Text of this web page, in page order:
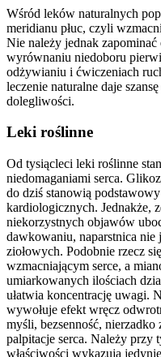
Wśród leków naturalnych
meridianu płuc, czyli
Nie należy jednak
wyrównaniu niedoboru
odżywianiu i ćwiczeniach
leczenie naturalne daje
dolegliwości.
Leki roślinne
Od tysiącleci leki roślinne
niedomaganiami serca.
do dziś stanowią
kardiologicznych. Jednakże,
niekorzystnych objawów
dawkowaniu, naparstnica nie
ziołowych. Podobnie rzecz
wzmacniającym serce, a
umiarkowanych ilościach
ułatwia koncentrację uwagi.
wywołuje efekt wręcz
myśli, bezsenność,
palpitacje serca. Należy przy
właściwości wykazują